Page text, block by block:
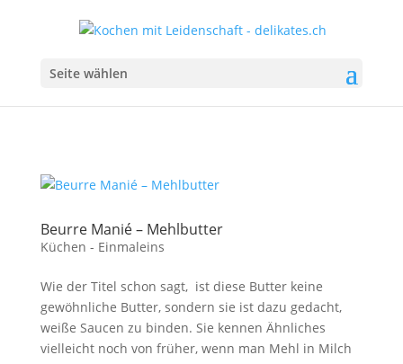
Seite wählen
Beurre Manié – Mehlbutter
Küchen - Einmaleins
Wie der Titel schon sagt, ist diese Butter keine
gewöhnliche Butter, sondern sie ist dazu gedacht,
weiße Saucen zu binden. Sie kennen Ähnliches
vielleicht noch von früher, wenn man Mehl in Milch